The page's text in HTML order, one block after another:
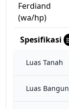
Ferdiand
(wa/hp)
Spesifikasi
Luas Tanah
Luas